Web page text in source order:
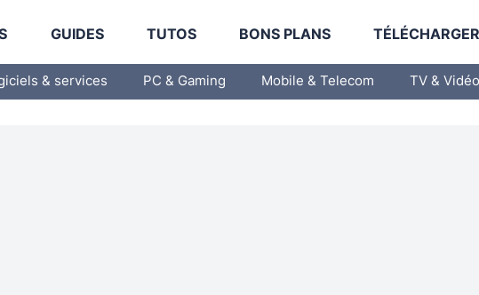
GUIDES TUTOS BONS PLANS
& services PC & Gaming Mobile & Telecom TV & Vidéo